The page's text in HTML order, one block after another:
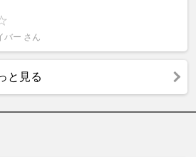
バー さん
と見る